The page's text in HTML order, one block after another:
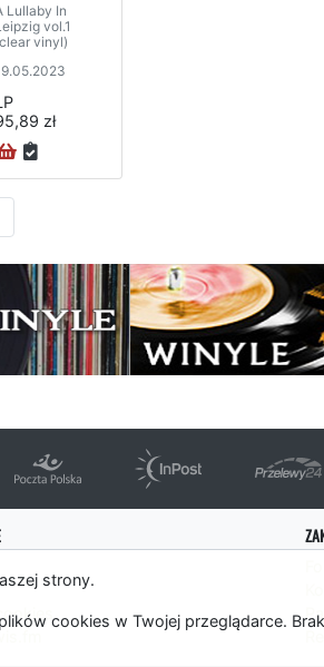
strony.
cookies w Twojej przeglądarce.
Lullaby In
vol.1
vinyl)
zł